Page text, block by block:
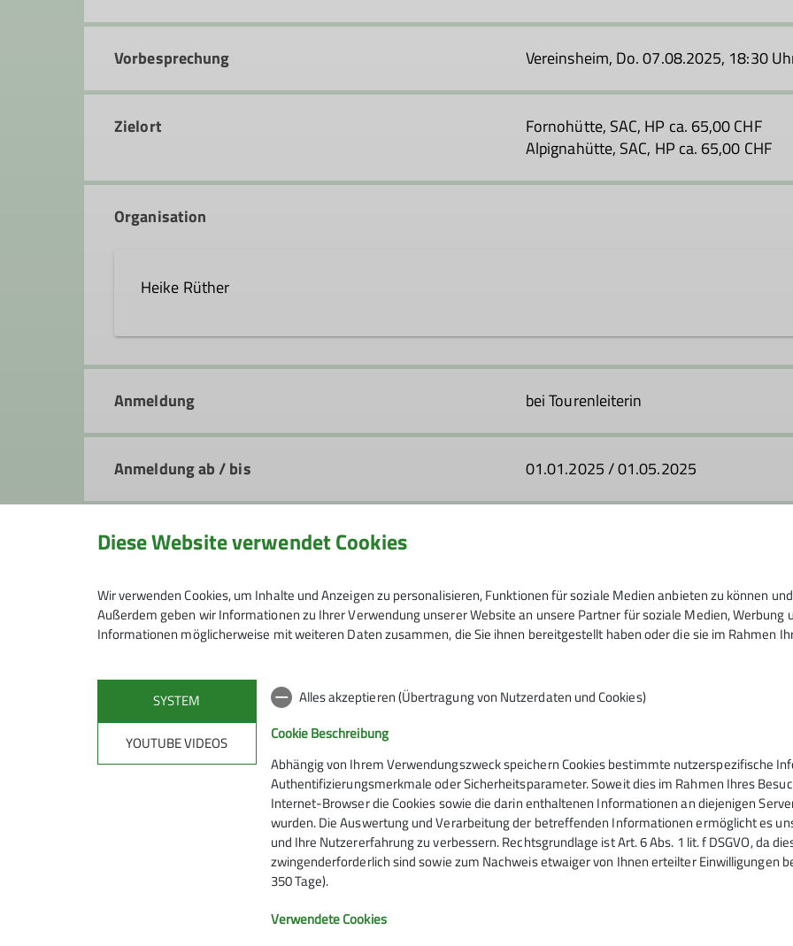
Vorbesprechung Vereinsheim, Do. 07.08.2025, 18:30
Zielort
Fornohütte, SAC, HP ca. 65,00 CHF
Alpignahütte, SAC, HP ca. 65,00 CHF
Organisation
Heike Rüther
Qualifikationen
Trainer*in C Bergwandern
Ämter
Erster Vorstand
Anmeldung bei Tourenleiterin
Anmeldung ab / bis 01.01.2025 / 01.05.2025
Preis
Maximale Teilnehmeranzahl
Diese Website verwendet Cookies
Wir verwenden Cookies, um Inhalte und Anzeigen zu personalisieren, Funktionen für soziale Medien anbieten zu können
Außerdem geben wir Informationen zu Ihrer Verwendung unserer Website an unsere Partner für soziale Medien, Werbung
Informationen möglicherweise mit weiteren Daten zusammen, die Sie ihnen bereitgestellt haben oder die sie im Rahmen
SYSTEM
YOUTUBE VIDEOS
Alles akzeptieren (Übertragung von Nutzerdaten und Cookies)
Cookie Beschreibung
Abhängig von Ihrem Verwendungszweck speichern Cookies bestimmte nutzerspezifische
Authentifizierungsmerkmale oder Sicherheitsparameter. Soweit dies im Rahmen Ihres
Internet-Browser die Cookies sowie die darin enthaltenen Informationen an diejenigen
wurden. Die Auswertung und Verarbeitung der betreffenden Informationen ermöglicht es
und Ihre Nutzererfahrung zu verbessern. Rechtsgrundlage ist Art. 6 Abs. 1 lit. f DSGVO, da
zwingenderforderlich sind sowie zum Nachweis etwaiger von Ihnen erteilter Einwilligungen
350 Tage).
Verwendete Cookies